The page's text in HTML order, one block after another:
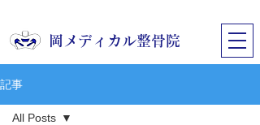
​岡メディカル整骨院
記事
All Posts